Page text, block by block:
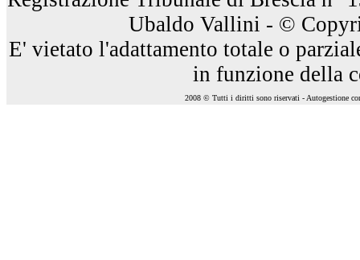
Ubaldo Vallini - ©
E' vietato l'adattamento totale o
in funzione della
2008 © Tutti i diritti sono riservati - Autogestione